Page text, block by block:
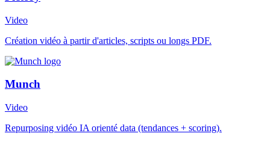
Video
Création vidéo à partir d'articles, scripts ou longs PDF.
Munch
Video
Repurposing vidéo IA orienté data (tendances + scoring).